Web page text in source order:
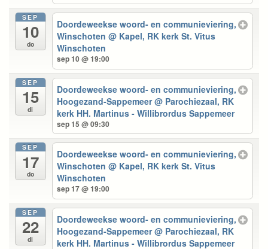
SEP
10
do
Doordeweekse woord- en communieviering,
Winschoten@ Kapel, RK kerk St. Vitus
Winschoten
sep 10 @ 19:00
SEP
15
di
Doordeweekse woord- en communieviering,
Hoogezand-Sappemeer@ Parochiezaal, RK
kerk HH. Martinus - Willibrordus Sappemeer
sep 15 @ 09:30
SEP
17
do
Doordeweekse woord- en communieviering,
Winschoten@ Kapel, RK kerk St. Vitus
Winschoten
sep 17 @ 19:00
SEP
22
di
Doordeweekse woord- en communieviering,
Hoogezand-Sappemeer@ Parochiezaal, RK
kerk HH. Martinus - Willibrordus Sappemeer